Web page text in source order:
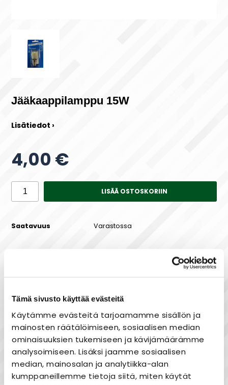
Tämä sivusto käyttää evästeitä
Käytämme evästeitä tarjoamamme sisällön ja
mainosten räätälöimiseen, sosiaalisen median
ominaisuuksien tukemiseen ja kävijämäärämme
analysoimiseen. Lisäksi jaamme sosiaalisen
median, mainosalan ja analytiikka-alan
kumppaneillemme tietoja siitä, miten käytät
Jääkaappilamppu 15W
Lisätiedot ›
4,00 €
LISÄÄ OSTOSKORIIN
Saatavuus Varastossa
Laaja valikoima
Nopea toimitus
Joustavat maksutavat